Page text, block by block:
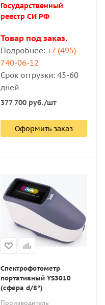
Государственный
реестр СИ РФ
Товар под заказ.
Подробнее: +7 (495)
740-06-12
Срок отгрузки: 45-60
дней
377 700руб./шт
Оформить заказ
Спектрофотометр
портативный YS3010
(сфера d/8°)
Производитель